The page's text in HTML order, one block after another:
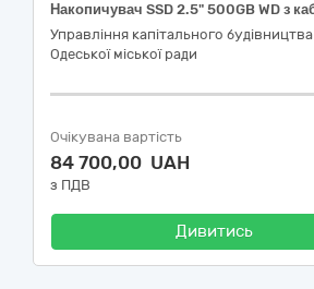
Управління капітального будівництва
Одеської міської ради
Очікувана вартість
84 700,00 UAH
з ПДВ
Дивитись